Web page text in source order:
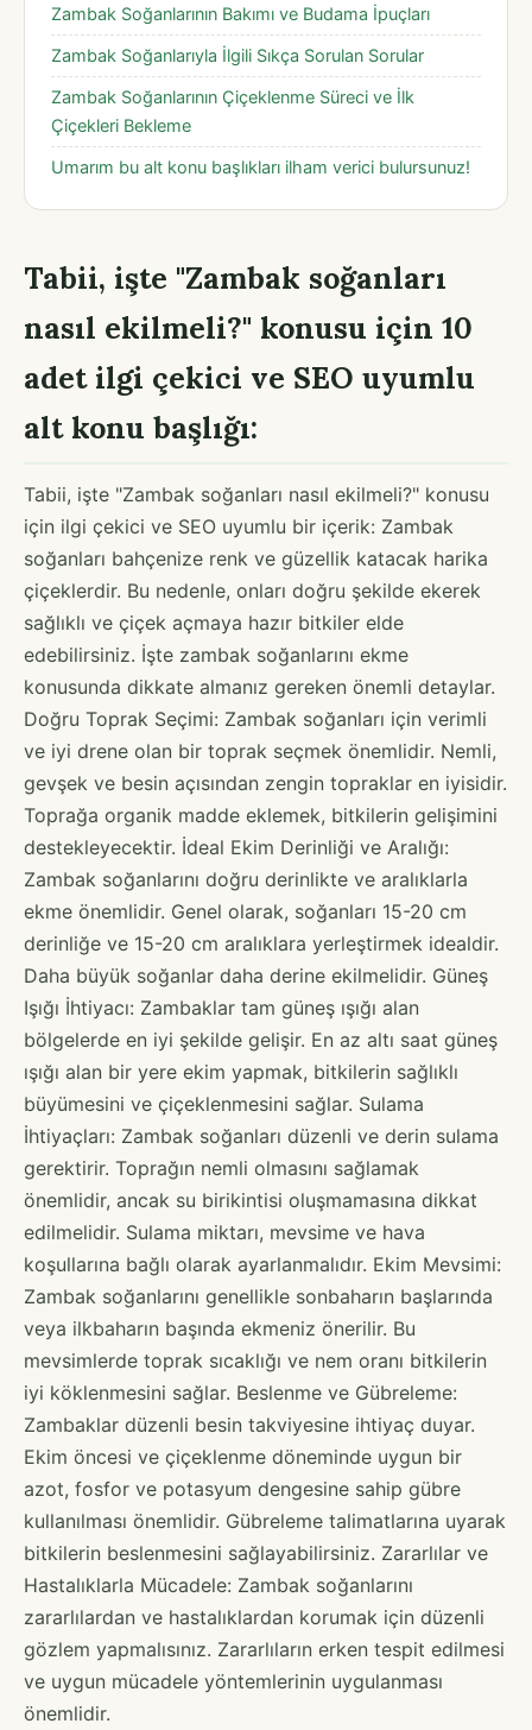
Zambak Soğanlarının Bakımı ve Budama İpuçları
Zambak Soğanlarıyla İlgili Sıkça Sorulan Sorular
Zambak Soğanlarının Çiçeklenme Süreci ve İlk
Çiçekleri Bekleme
Umarım bu alt konu başlıkları ilham verici bulursunuz!
Tabii, işte "Zambak soğanları
nasıl ekilmeli?" konusu için 10
adet ilgi çekici ve SEO uyumlu
alt konu başlığı:
Tabii, işte "Zambak soğanları nasıl ekilmeli?" konusu
için ilgi çekici ve SEO uyumlu bir içerik: Zambak
soğanları bahçenize renk ve güzellik katacak harika
çiçeklerdir. Bu nedenle, onları doğru şekilde ekerek
sağlıklı ve çiçek açmaya hazır bitkiler elde
edebilirsiniz. İşte zambak soğanlarını ekme
konusunda dikkate almanız gereken önemli detaylar.
Doğru Toprak Seçimi: Zambak soğanları için verimli
ve iyi drene olan bir toprak seçmek önemlidir. Nemli,
gevşek ve besin açısından zengin topraklar en iyisidir.
Toprağa organik madde eklemek, bitkilerin gelişimini
destekleyecektir. İdeal Ekim Derinliği ve Aralığı:
Zambak soğanlarını doğru derinlikte ve aralıklarla
ekme önemlidir. Genel olarak, soğanları 15-20 cm
derinliğe ve 15-20 cm aralıklara yerleştirmek idealdir.
Daha büyük soğanlar daha derine ekilmelidir. Güneş
Işığı İhtiyacı: Zambaklar tam güneş ışığı alan
bölgelerde en iyi şekilde gelişir. En az altı saat güneş
ışığı alan bir yere ekim yapmak, bitkilerin sağlıklı
büyümesini ve çiçeklenmesini sağlar. Sulama
İhtiyaçları: Zambak soğanları düzenli ve derin sulama
gerektirir. Toprağın nemli olmasını sağlamak
önemlidir, ancak su birikintisi oluşmamasına dikkat
edilmelidir. Sulama miktarı, mevsime ve hava
koşullarına bağlı olarak ayarlanmalıdır. Ekim Mevsimi:
Zambak soğanlarını genellikle sonbaharın başlarında
veya ilkbaharın başında ekmeniz önerilir. Bu
mevsimlerde toprak sıcaklığı ve nem oranı bitkilerin
iyi köklenmesini sağlar. Beslenme ve Gübreleme:
Zambaklar düzenli besin takviyesine ihtiyaç duyar.
Ekim öncesi ve çiçeklenme döneminde uygun bir
azot, fosfor ve potasyum dengesine sahip gübre
kullanılması önemlidir. Gübreleme talimatlarına uyarak
bitkilerin beslenmesini sağlayabilirsiniz. Zararlılar ve
Hastalıklarla Mücadele: Zambak soğanlarını
zararlılardan ve hastalıklardan korumak için düzenli
gözlem yapmalısınız. Zararlıların erken tespit edilmesi
ve uygun mücadele yöntemlerinin uygulanması
önemlidir.